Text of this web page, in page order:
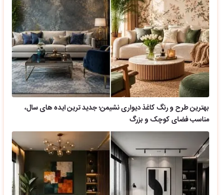
بهترین طرح و رنگ کاغذ دیواری نشیمن؛ جدید ترین ایده های سال،
مناسب فضای کوچک و بزرگ